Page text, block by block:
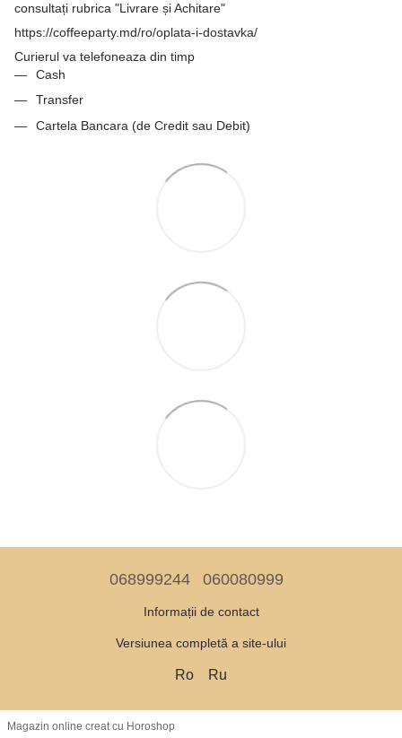
consultați rubrica "Livrare și Achitare"
https://coffeeparty.md/ro/oplata-i-dostavka/
Curierul va telefoneaza din timp
Cash
Transfer
Cartela Bancara (de Credit sau Debit)
068999244 060080999
Informații de contact
Versiunea completă a site-ului
Ro Ru
Magazin online creat cu Horoshop